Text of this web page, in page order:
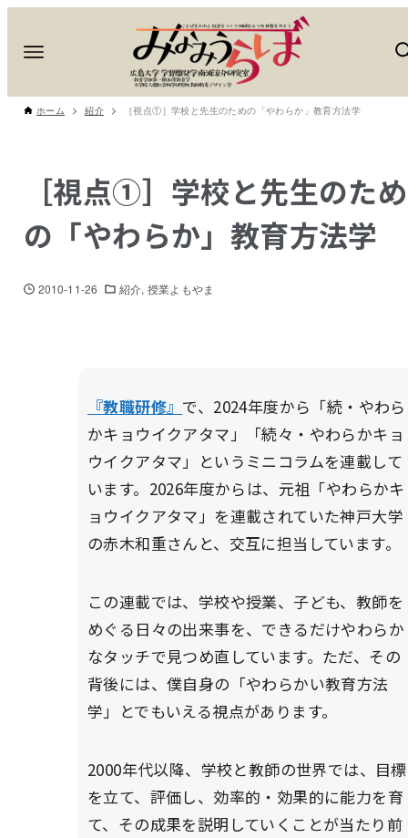
ホーム 紹介 ［視点①］学校と先生のための「やわらか」教育方法学
［視点①］学校と先生のため
の「やわらか」教育方法学
2010-11-26 紹介 授業よもやま
『教職研修』 で、2024年度から「続・やわら
かキョウイクアタマ」「続々・やわらかキョ
ウイクアタマ」というミニコラムを連載して
います。2026年度からは、元祖「やわらかキ
ョウイクアタマ」を連載されていた神戸大学
の赤木和重さんと、交互に担当しています。
この連載では、学校や授業、子ども、教師を
めぐる日々の出来事を、できるだけやわらか
なタッチで見つめ直しています。ただ、その
背後には、僕自身の「やわらかい教育方法
学」とでもいえる視点があります。
2000年代以降、学校と教師の世界では、目標
を立て、評価し、効率的・効果的に能力を育
て、その成果を説明していくことが当たり前